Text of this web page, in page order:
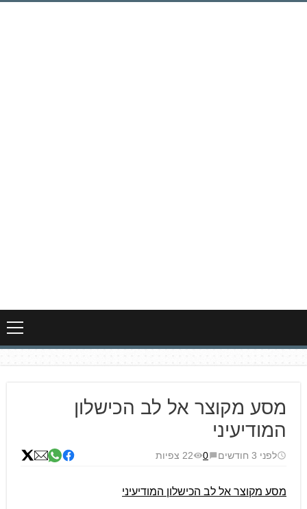
לדלג
מסע מקוצר אל לב הכישלון
המודיעיני
לפני 3 חודשים 0 22 צפיות
מסע מקוצר אל לב הכישלון המודיעיני